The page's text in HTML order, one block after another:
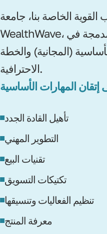
الخاصة بنا، جامعة
WealthWave، المدمجة في WWONE، متاحة لجميع
(المجانية) والخطة
الاحترافية.
تأهيل القادة الجدد
التطوير المهني
تقنيات البيع
تكتيكات التسويق
تنظيم الفعاليات وتنسيقها
معرفة المنتج